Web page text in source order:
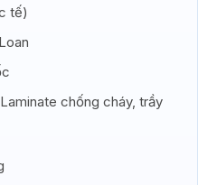
tế)
chống cháy, trầy